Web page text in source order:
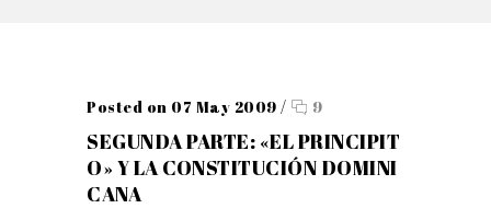
Posted on 07 May 2009 / 9
SEGUNDA PARTE: «EL PRINCIPIT
O» Y LA CONSTITUCIÓN DOMINI
CANA